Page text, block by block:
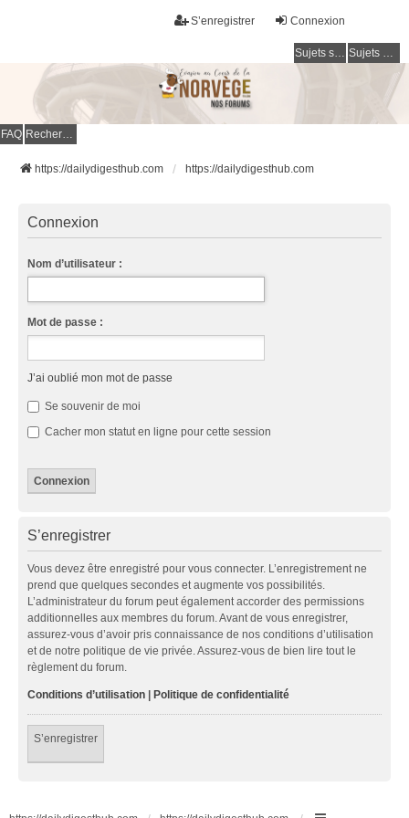
Connexion
S’enregistrer
Sujets sans réponse Sujets actifs
FAQ Rechercher
https://dailydigesthub.com https://dailydigesthub.com
Connexion
Nom d’utilisateur :
Mot de passe :
J’ai oublié mon mot de passe
Se souvenir de moi
Cacher mon statut en ligne pour cette session
S’enregistrer
Vous devez être enregistré pour vous connecter. L’enregistrement ne
prend que quelques secondes et augmente vos possibilités.
L’administrateur du forum peut également accorder des permissions
additionnelles aux membres du forum. Avant de vous enregistrer,
assurez-vous d’avoir pris connaissance de nos conditions d’utilisation
et de notre politique de vie privée. Assurez-vous de bien lire tout le
règlement du forum.
Conditions d’utilisation Politique de confidentialité
S’enregistrer